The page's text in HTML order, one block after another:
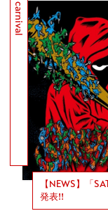
【NEWS】「
発表!!
carnival